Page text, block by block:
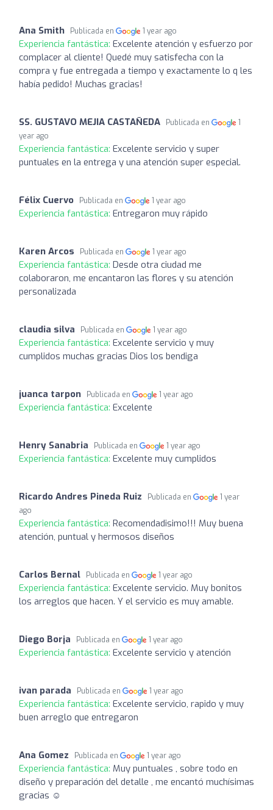
Ana Smith Publicada en 1 year ago
Experiencia fantástica: Excelente atención y esfuerzo por
complacer al cliente! Quedé muy satisfecha con la
compra y fue entregada a tiempo y exactamente lo q les
había pedido! Muchas gracias!
SS. GUSTAVO MEJIA CASTAÑEDA Publicada en
1
year ago
Experiencia fantástica: Excelente servicio y super
puntuales en la entrega y una atención super especial.
Félix Cuervo Publicada en 1 year ago
Experiencia fantástica: Entregaron muy rápido
Karen Arcos Publicada en 1 year ago
Experiencia fantástica: Desde otra ciudad me
colaboraron, me encantaron las flores y su atención
personalizada
claudia silva Publicada en 1 year ago
Experiencia fantástica: Excelente servicio y muy
cumplidos muchas gracias Dios los bendiga
juanca tarpon Publicada en 1 year ago
Experiencia fantástica: Excelente
Henry Sanabria Publicada en 1 year ago
Experiencia fantástica: Excelente muy cumplidos
Ricardo Andres Pineda Ruiz Publicada en
1 year
ago
Experiencia fantástica: Recomendadisimo!!! Muy buena
atención, puntual y hermosos diseños
Carlos Bernal Publicada en 1 year ago
Experiencia fantástica: Excelente servicio. Muy bonitos
los arreglos que hacen. Y el servicio es muy amable.
Diego Borja Publicada en 1 year ago
Experiencia fantástica: Excelente servicio y atención
ivan parada Publicada en 1 year ago
Experiencia fantástica: Excelente servicio, rapido y muy
buen arreglo que entregaron
Ana Gomez Publicada en 1 year ago
Experiencia fantástica: Muy puntuales , sobre todo en
diseño y preparación del detalle , me encantó muchísimas
gracias ☺️